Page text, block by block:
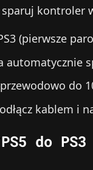
kontroler
(pierwsze
automatycznie
do
kablem i
do